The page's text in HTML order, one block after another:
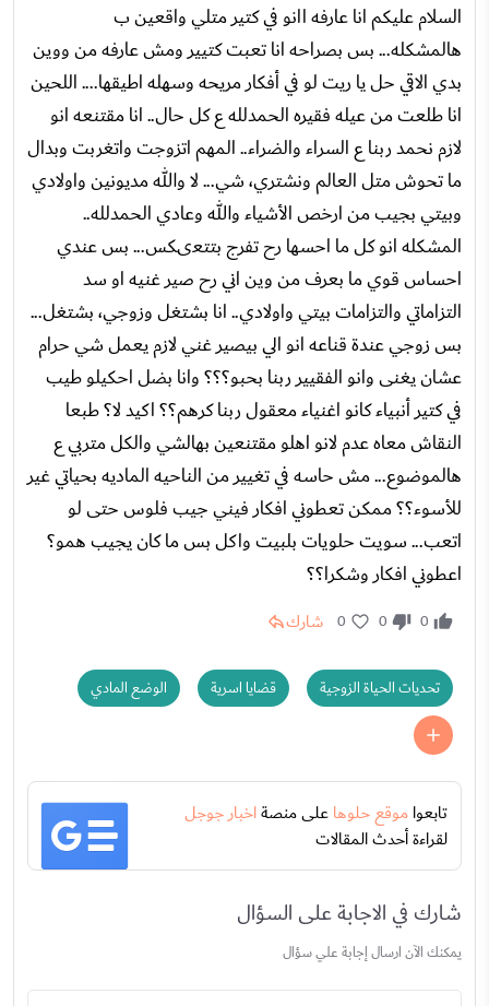
السلام عليكم انا عارفه اانو في كتير متلي واقعين ب
هالمشكله... بس بصراحه انا تعبت كتيير ومش عارفه من ووين
بدي الاقي حل يا ريت لو في أفكار مريحه وسهله اطيقها.... اللحين
انا طلعت من عيله فقيره الحمدلله ع كل حال.. انا مقتنعه انو
لازم نحمد ربنا ع السراء والضراء.. المهم اتزوجت واتغربت وبدال
ما تحوش متل العالم ونشتري، شي... لا والله مديونين واولادي
وبيتي بجيب من ارخص الأشياء والله وعادي الحمدلله..
المشكله انو كل ما احسها رح تفرج بتتعىكس... بس عندي
احساس قوي ما بعرف من وين اني رح صير غنيه او سد
التزاماتي والتزامات بيتي واولادي.. انا بشتغل وزوجي، بشتغل...
بس زوجي عندة قناعه انو الي بيصير غني لازم يعمل شي حرام
عشان يغنى وانو الفقيير ربنا بحبو؟؟؟ وانا بضل احكيلو طيب
في كتير أنبياء كانو اغنياء معقول ربنا كرهم؟؟ اكيد لا؟ طبعا
النقاش معاه عدم لانو اهلو مقتنعين بهالشي والكل متربي ع
هالموضوع... مش حاسه في تغيير من الناحيه الماديه بحياتي غير
للأسوء؟؟ ممكن تعطوني افكار فيني جيب فلوس حتى لو
اتعب... سويت حلويات بلبيت واكل بس ما كان يجيب همو؟
اعطوني افكار وشكرا؟؟
0
0
0 شارك
تحديات الحياة الزوجية قضايا اسرية الوضع المادي
تابعواموقع حلوهاعلى منصةاخبار جوجل
لقراءة أحدث المقالات
شارك في الاجابة على السؤال
يمكنك الآن ارسال إجابة علي سؤال